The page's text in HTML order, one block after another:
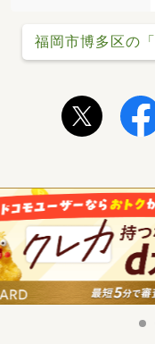
福岡市博多区の「